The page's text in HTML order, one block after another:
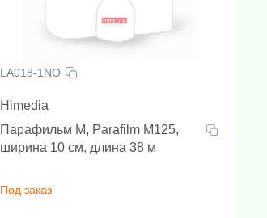
LA018-1NO
Himedia
Парафильм М, Parafilm M125,
ширина 10 см, длина 38 м
Под заказ